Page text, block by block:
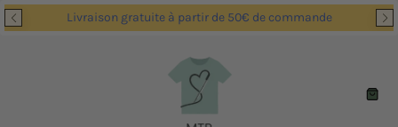
Passer
au
Livraison gratuite à partir de 50€ de commande
Panier